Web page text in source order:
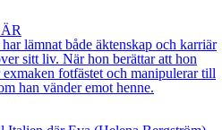
lämnat både äktenskap och karriär
sitt liv. När hon berättar att hon
fotfästet och manipulerar till
han vänder emot henne.